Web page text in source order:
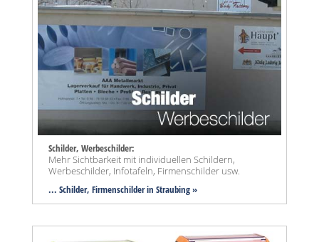
Schilder, Werbeschilder:
Mehr Sichtbarkeit mit individuellen Schildern,
Werbeschilder, Infotafeln, Firmenschilder usw.
... Schilder, Firmenschilder in Straubing »